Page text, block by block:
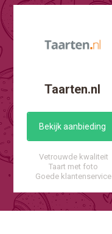
Taarten.nl
Bekijk aanbieding
Vetrouwde kwaliteit
Taart met foto
Goede klantenservice